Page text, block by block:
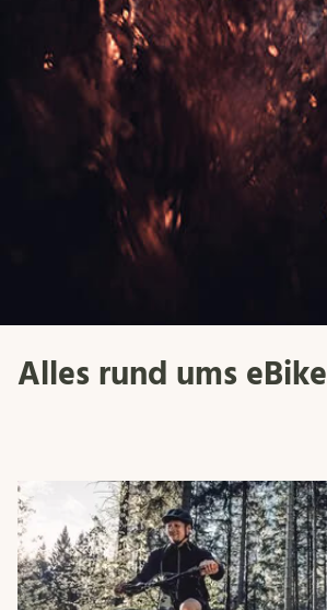
Alles rund ums eBike